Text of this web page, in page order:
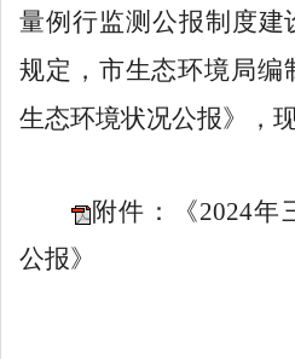
量例行监测公报制度建
规定，市生态环境局编
生态环境状况公报》，
附件：《2024年
公报》